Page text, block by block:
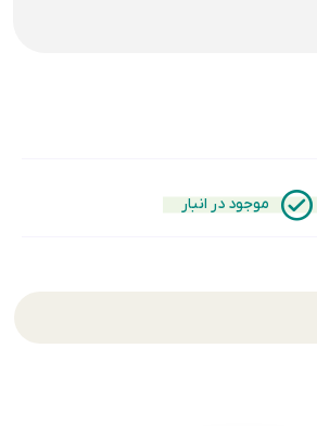
موجود در انبار